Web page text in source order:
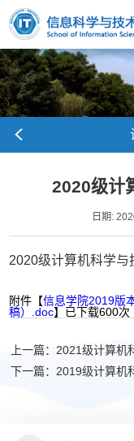
2020级计
日期:
2020级计算机科学与
附件【信息学院2019版
稿）.doc】已下载600次
上一篇：2021级计算
下一篇：2019级计算机